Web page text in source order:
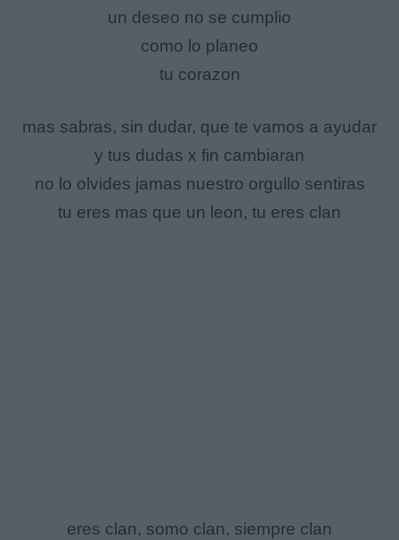
un deseo no se cumplio
como lo planeo
tu corazon
mas sabras, sin dudar, que te vamos a ayudar
y tus dudas x fin cambiaran
no lo olvides jamas nuestro orgullo sentiras
tu eres mas que un leon, tu eres clan
eres clan, somo clan, siempre clan